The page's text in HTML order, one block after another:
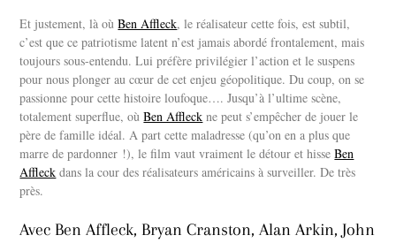
Et justement, là oùBen Affleck, le réalisateur cette fois, est subtil,
c’est que ce patriotisme latent n’est jamais abordé frontalement, mais
toujours sous-entendu. Lui préfère privilégier l’action et le suspens
pour nous plonger au cœur de cet enjeu géopolitique. Du coup, on se
passionne pour cette histoire loufoque…. Jusqu’à l’ultime scène,
totalement superflue, oùBen Affleck ne peut s’empêcher de jouer le
père de famille idéal. A part cette maladresse (qu’on en a plus que
marre de pardonner !), le film vaut vraiment le détour et hisseBen
Affleck dans la cour des réalisateurs américains à surveiller. De très
près.
Avec Ben Affleck, Bryan Cranston, Alan Arkin, John